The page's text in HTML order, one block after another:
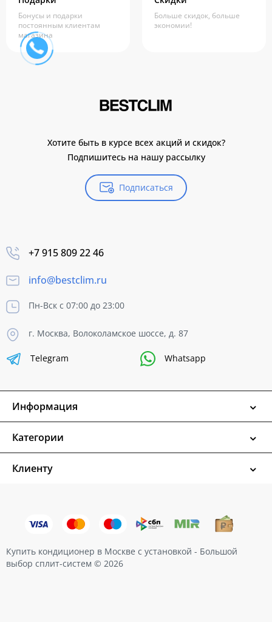
Бонусы и подарки
постоянным клиентам
магазина
Больше скидок, больше
экономии!
Хотите быть в курсе всех акций и скидок?
Подпишитесь на нашу рассылку
Подписаться
+7 915 809 22 46
info@bestclim.ru
Пн-Вск с 07:00 до 23:00
г. Москва, Волоколамское шоссе, д. 87
Telegram Whatsapp
Информация
Категории
Клиенту
Купить кондиционер в Москве с установкой - Большой
выбор сплит-систем © 2026